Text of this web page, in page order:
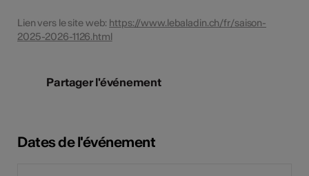
Lien vers le site web: https://www.lebaladin.ch/fr/saison-
2025-2026-1126.html
Partager l'événement
Dates de l'événement